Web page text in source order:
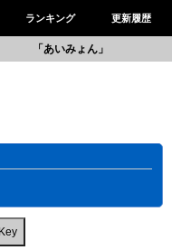
ランキング 更新履歴
「あいみょん」